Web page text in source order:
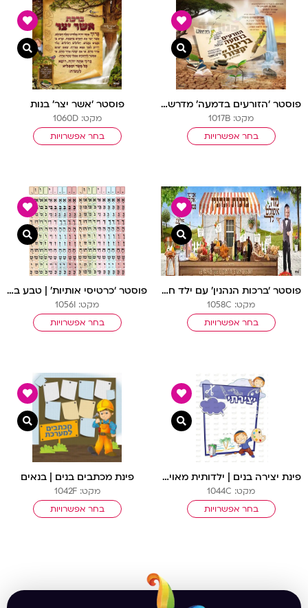
פוסטר ‘הזורעים בדמעה’ מדרש אבנים שחקו מים
מקט: 1017B
בחר אפשרויות
פוסטר ‘אשר יצר’ בנות
מקט: 1060D
בחר אפשרויות
פוסטר ‘ברכות הנהנין’ עם ילד חסידי
מקט: 1058C
בחר אפשרויות
צפייה מהירה
פוסטר ‘כרטיסי אותיות’ | טבע בנים
מקט: 1056I
בחר אפשרויות
פינת יצירה בנים | ילדותית מאוירת
מקט: 1044C
בחר אפשרויות
פינת מכתבים בנים | בנאים
מקט: 1042F
בחר אפשרויות